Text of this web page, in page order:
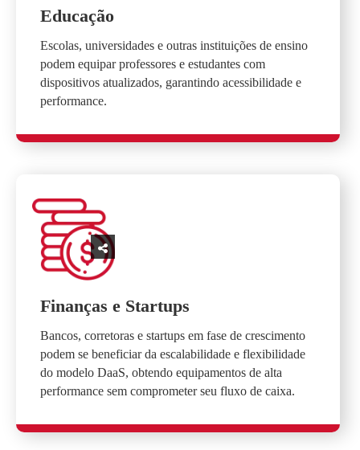
Educação
Escolas, universidades e outras instituições de ensino
podem equipar professores e estudantes com
dispositivos atualizados, garantindo acessibilidade e
performance.
Finanças e Startups
Bancos, corretoras e startups em fase de crescimento
podem se beneficiar da escalabilidade e flexibilidade
do modelo DaaS, obtendo equipamentos de alta
performance sem comprometer seu fluxo de caixa.